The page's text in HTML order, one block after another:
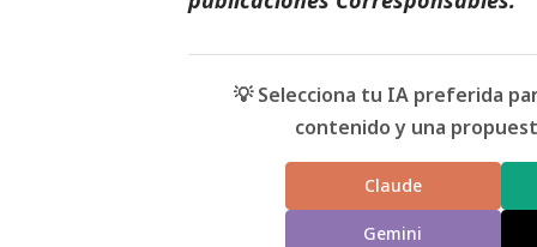
💡 Selecciona tu IA preferida
contenido y una
Claude
Gemini